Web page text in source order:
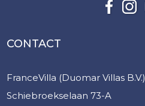
CONTACT
FranceVilla (Duomar Villas B.V.)
Schiebroekselaan 73-A